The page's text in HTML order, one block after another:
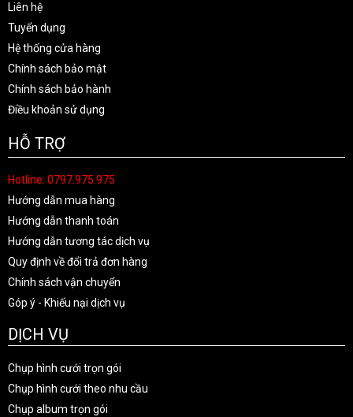
Liên hệ
Tuyển dụng
Hệ thống cửa hàng
Chính sách bảo mật
Chính sách bảo hành
Điều khoản sử dụng
HỖ TRỢ
Hotline: 0797.975.975
Hướng dẫn mua hàng
Hướng dẫn thanh toán
Hướng dẫn tương tác dịch vụ
Quy định về đổi trả đơn hàng
Chính sách vận chuyển
Góp ý - Khiếu nại dịch vụ
DỊCH VỤ
Chụp hình cưới trọn gói
Chụp hình cưới theo nhu cầu
Chụp album trọn gói